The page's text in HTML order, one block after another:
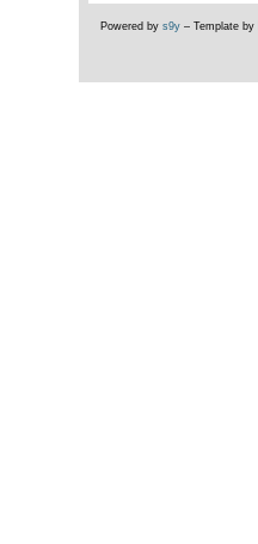
Powered by s9y– Template by